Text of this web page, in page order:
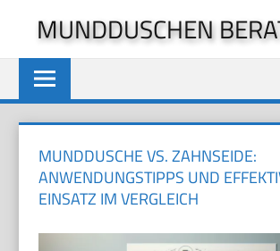
springen
MUNDDUSCHEN
MUNDDUSCHE VS. ZAHNSEIDE:
ANWENDUNGSTIPPS UND
EINSATZ IM VERGLEICH